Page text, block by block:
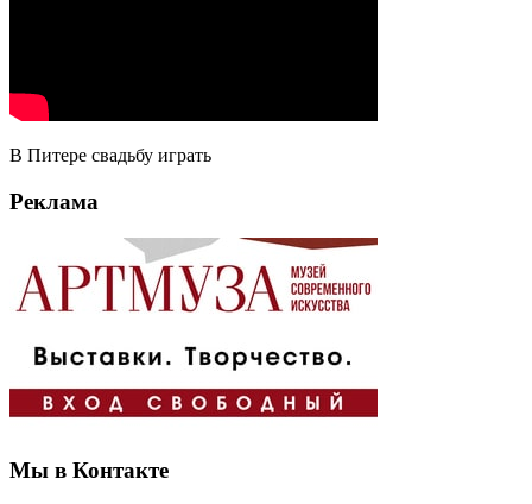
В Питере свадьбу играть
Реклама
Мы в Контакте